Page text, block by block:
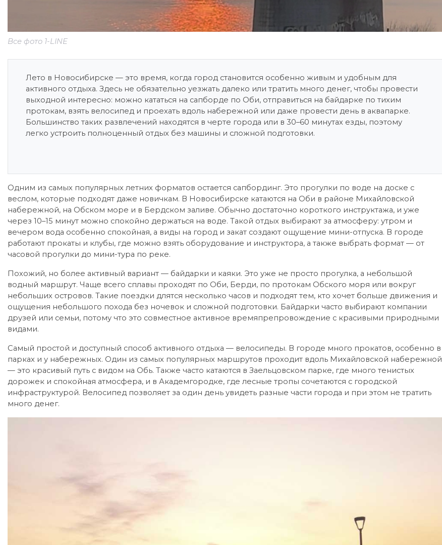
Все фото 1-LINE
Лето в Новосибирске — это время, когда город становится особенно живым и удобным для
активного отдыха. Здесь не обязательно уезжать далеко или тратить много денег, чтобы провести
выходной интересно: можно кататься на сапборде по Оби, отправиться на байдарке по тихим
протокам, взять велосипед и проехать вдоль набережной или даже провести день в аквапарке.
Большинство таких развлечений находятся в черте города или в 30–60 минутах езды, поэтому
легко устроить полноценный отдых без машины и сложной подготовки.
Одним из самых популярных летних форматов остается сапбординг. Это прогулки по воде на доске с
веслом, которые подходят даже новичкам. В Новосибирске катаются на Оби в районе Михайловской
набережной, на Обском море и в Бердском заливе. Обычно достаточно короткого инструктажа, и уже
через 10–15 минут можно спокойно держаться на воде. Такой отдых выбирают за атмосферу: утром и
вечером вода особенно спокойная, а виды на город и закат создают ощущение мини-отпуска. В городе
работают прокаты и клубы, где можно взять оборудование и инструктора, а также выбрать формат — от
часовой прогулки до мини-тура по реке.
Похожий, но более активный вариант — байдарки и каяки. Это уже не просто прогулка, а небольшой
водный маршрут. Чаще всего сплавы проходят по Оби, Берди, по протокам Обского моря или вокруг
небольших островов. Такие поездки длятся несколько часов и подходят тем, кто хочет больше движения и
ощущения небольшого похода без ночевок и сложной подготовки. Байдарки часто выбирают компании
друзей или семьи, потому что это совместное активное времяпрепровождение с красивыми природными
видами.
Самый простой и доступный способ активного отдыха — велосипеды. В городе много прокатов, особенно в
парках и у набережных. Один из самых популярных маршрутов проходит вдоль Михайловской набережной
— это красивый путь с видом на Обь. Также часто катаются в Заельцовском парке, где много тенистых
дорожек и спокойная атмосфера, и в Академгородке, где лесные тропы сочетаются с городской
инфраструктурой. Велосипед позволяет за один день увидеть разные части города и при этом не тратить
много денег.